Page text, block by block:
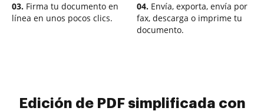
03. Firma tu documento en
línea en unos pocos clics.
04. Envía, exporta, envía por
fax, descarga o imprime tu
documento.
Edición de PDF simplificada con